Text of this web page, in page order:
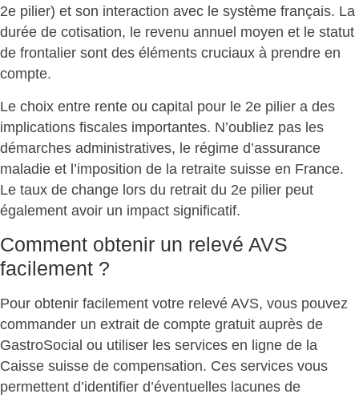
2e pilier) et son interaction avec le système français. La
durée de cotisation, le revenu annuel moyen et le statut
de frontalier sont des éléments cruciaux à prendre en
compte.
Le choix entre rente ou capital pour le 2e pilier a des
implications fiscales importantes. N’oubliez pas les
démarches administratives, le régime d’assurance
maladie et l’imposition de la retraite suisse en France.
Le taux de change lors du retrait du 2e pilier peut
également avoir un impact significatif.
Comment obtenir un relevé AVS
facilement ?
Pour obtenir facilement votre relevé AVS, vous pouvez
commander un extrait de compte gratuit auprès de
GastroSocial ou utiliser les services en ligne de la
Caisse suisse de compensation. Ces services vous
permettent d’identifier d’éventuelles lacunes de